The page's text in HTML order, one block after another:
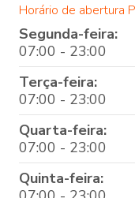
Horário de abertura
Segunda-feira:
07:00 - 23:00
Terça-feira:
07:00 - 23:00
Quarta-feira:
07:00 - 23:00
Quinta-feira: